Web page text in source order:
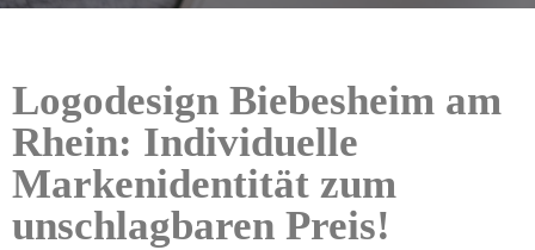
Logodesign Biebesheim am
Rhein: Individuelle
Markenidentität zum
unschlagbaren Preis!